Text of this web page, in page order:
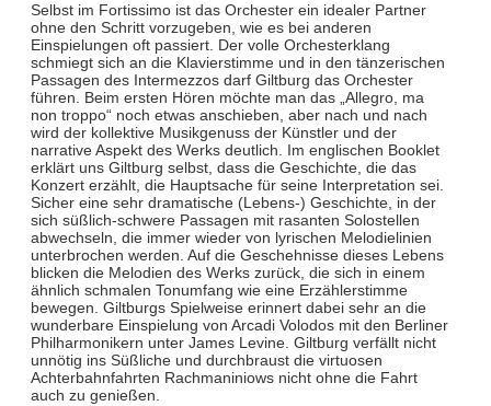
Selbst im Fortissimo ist das Orchester ein idealer Partner
ohne den Schritt vorzugeben, wie es bei anderen
Einspielungen oft passiert. Der volle Orchesterklang
schmiegt sich an die Klavierstimme und in den tänzerischen
Passagen des Intermezzos darf Giltburg das Orchester
führen. Beim ersten Hören möchte man das „Allegro, ma
non troppo“ noch etwas anschieben, aber nach und nach
wird der kollektive Musikgenuss der Künstler und der
narrative Aspekt des Werks deutlich. Im englischen Booklet
erklärt uns Giltburg selbst, dass die Geschichte, die das
Konzert erzählt, die Hauptsache für seine Interpretation sei.
Sicher eine sehr dramatische (Lebens-) Geschichte, in der
sich süßlich-schwere Passagen mit rasanten Solostellen
abwechseln, die immer wieder von lyrischen Melodielinien
unterbrochen werden. Auf die Geschehnisse dieses Lebens
blicken die Melodien des Werks zurück, die sich in einem
ähnlich schmalen Tonumfang wie eine Erzählerstimme
bewegen. Giltburgs Spielweise erinnert dabei sehr an die
wunderbare Einspielung von Arcadi Volodos mit den Berliner
Philharmonikern unter James Levine. Giltburg verfällt nicht
unnötig ins Süßliche und durchbraust die virtuosen
Achterbahnfahrten Rachmaniniows nicht ohne die Fahrt
auch zu genießen.